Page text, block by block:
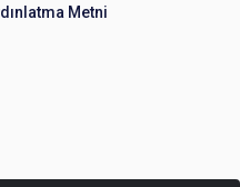
Metni